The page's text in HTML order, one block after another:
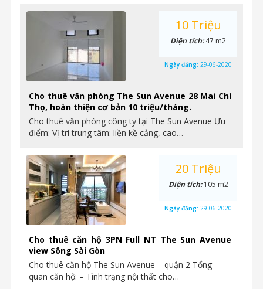
Cho thuê văn phòng The Sun Avenue 28 Mai Chí
Thọ, hoàn thiện cơ bản 10 triệu/tháng.
Cho thuê văn phòng công ty tại The Sun Avenue Ưu
điểm: Vị trí trung tâm: liền kề cảng, cao…
10 Triệu
Diện tích:47 m2
Ngày đăng: 29-06-2020
Cho thuê căn hộ 3PN Full NT The Sun Avenue
view Sông Sài Gòn
Cho thuê căn hộ The Sun Avenue – quận 2 Tổng
quan căn hộ: – Tình trạng nội thất cho…
20 Triệu
Diện tích:105 m2
Ngày đăng: 29-06-2020